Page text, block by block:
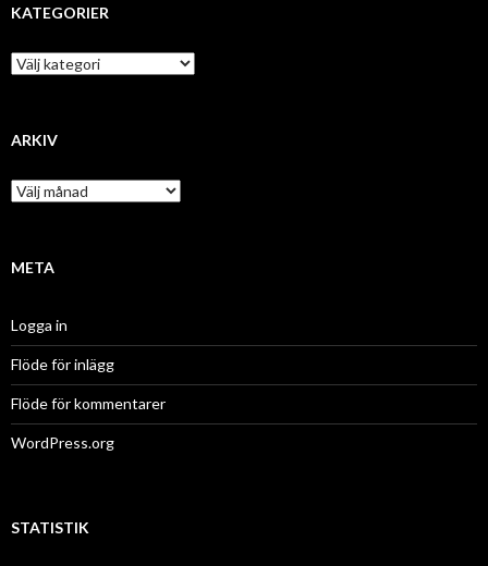
KATEGORIER
K
a
g
r
i
ARKIV
A
r
v
META
Logga in
Flöde för inlägg
Flöde för kommentarer
WordPress.org
STATISTIK